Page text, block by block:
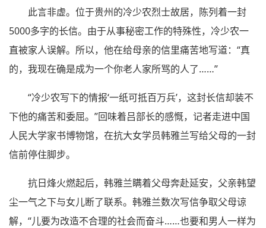
此言非虚。位于贵州的冷少农烈士故居，陈列着一封
5000多字的长信。由于从事秘密工作的特殊性，冷少农一
直被家人误解。所以，他在给母亲的信里痛苦地写道：“真
的，我现在确是成为一个你老人家所骂的人了……”
“冷少农写下的情报‘一纸可抵百万兵’，这封长信却装不
下他的痛苦和委屈。”回味着吕部长的感慨，记者走进中国
人民大学家书博物馆，在抗大女学员韩雅兰写给父母的一封
信前停住脚步。
抗日烽火燃起后，韩雅兰瞒着父母奔赴延安，父亲韩望
尘一气之下与女儿断了联系。韩雅兰数次写信争取父母谅
解，“儿要为改造不合理的社会而奋斗……也要和男人一样为